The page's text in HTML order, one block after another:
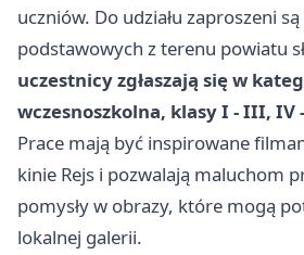
uczniów. Do udziału zaproszeni
podstawowych z terenu powiatu
uczestnicy zgłaszają się w
wczesnoszkolna, klasy I - III, IV
Prace mają być inspirowane
kinie Rejs i pozwalają maluchom
pomysły w obrazy, które mogą
lokalnej galerii.